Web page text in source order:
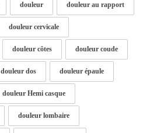
douleur douleur au rapport
douleur cervicale
douleur côtes douleur coude
douleur dos douleur épaule
douleur Hemi casque
douleur lombaire